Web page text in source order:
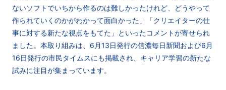
ないソフトでいちから作るのは難しかったけれど、どうやって
作られていくのかがわかって面白かった」「クリエイターの仕
事に対する新たな視点をもてた」といったコメントが寄せられ
ました。本取り組みは、6月13日発行の信濃毎日新聞および6月
16日発行の市民タイムスにも掲載され、キャリア学習の新たな
試みに注目が集まっています。